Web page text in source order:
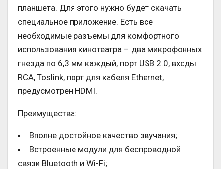
планшета. Для этого нужно будет скачать
специальное приложение. Есть все
необходимые разъемы для комфортного
использования кинотеатра – два микрофонных
гнезда по 6,3 мм каждый, порт USB 2.0, входы
RCA, Toslink, порт для кабеля Ethernet,
предусмотрен HDMI.
Преимущества:
Вполне достойное качество звучания;
Встроенные модули для беспроводной
связи Bluetooth и Wi-Fi;